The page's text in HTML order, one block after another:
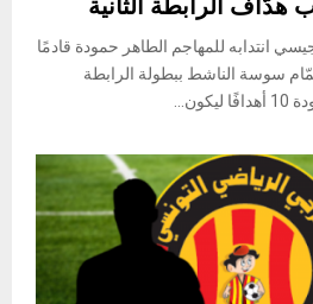
انتدابه للمهاجم الطاهر حمودة قادمًا
سوسة الناشط ببطولة الرابطة